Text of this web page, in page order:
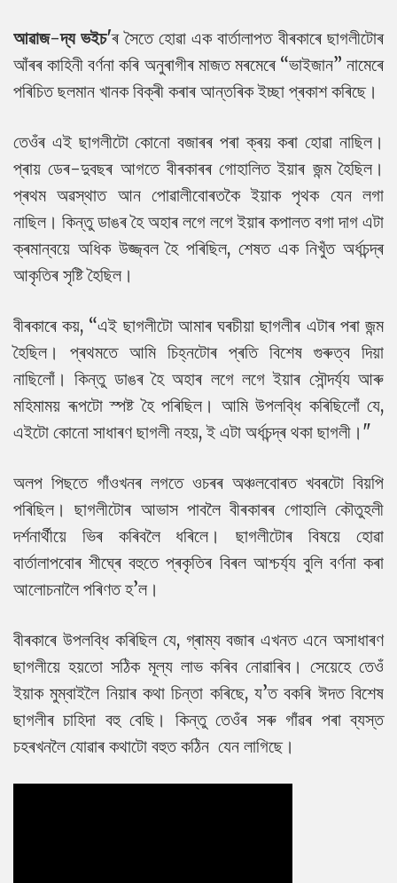
আৱাজ-দ্য ভইচ'ৰ সৈতে হোৱা এক বাৰ্তালাপত বীৰকাৰে ছাগলীটোৰ
আঁৰৰ কাহিনী বৰ্ণনা কৰি অনুৰাগীৰ মাজত মৰমেৰে “ভাইজান” নামেৰে
পৰিচিত ছলমান খানক বিক্ৰী কৰাৰ আন্তৰিক ইচ্ছা প্ৰকাশ কৰিছে।
তেওঁৰ এই ছাগলীটো কোনো বজাৰৰ পৰা ক্ৰয় কৰা হোৱা নাছিল।
প্ৰায় ডেৰ-দুবছৰ আগতে বীৰকাৰৰ গোহালিত ইয়াৰ জন্ম হৈছিল।
প্ৰথম অৱস্থাত আন পোৱালীবোৰতকৈ ইয়াক পৃথক যেন লগা
নাছিল। কিন্তু ডাঙৰ হৈ অহাৰ লগে লগে ইয়াৰ কপালত বগা দাগ এটা
ক্ৰমান্বয়ে অধিক উজ্জ্বল হৈ পৰিছিল, শেষত এক নিখুঁত অৰ্ধচন্দ্ৰ
আকৃতিৰ সৃষ্টি হৈছিল।
বীৰকাৰে কয়, “এই ছাগলীটো আমাৰ ঘৰচীয়া ছাগলীৰ এটাৰ পৰা জন্ম
হৈছিল। প্ৰথমতে আমি চিহ্নটোৰ প্ৰতি বিশেষ গুৰুত্ব দিয়া
নাছিলোঁ। কিন্তু ডাঙৰ হৈ অহাৰ লগে লগে ইয়াৰ সৌন্দৰ্য্য আৰু
মহিমাময় ৰূপটো স্পষ্ট হৈ পৰিছিল। আমি উপলব্ধি কৰিছিলোঁ যে,
এইটো কোনো সাধাৰণ ছাগলী নহয়, ই এটা অৰ্ধচন্দ্ৰ থকা ছাগলী।"
অলপ পিছতে গাঁওখনৰ লগতে ওচৰৰ অঞ্চলবোৰত খবৰটো বিয়পি
পৰিছিল। ছাগলীটোৰ আভাস পাবলৈ বীৰকাৰৰ গোহালি কৌতুহলী
দৰ্শনাৰ্থীয়ে ভিৰ কৰিবলৈ ধৰিলে। ছাগলীটোৰ বিষয়ে হোৱা
বাৰ্তালাপবোৰ শীঘ্ৰে বহুতে প্ৰকৃতিৰ বিৰল আশ্চৰ্য্য বুলি বৰ্ণনা কৰা
আলোচনালৈ পৰিণত হ’ল।
বীৰকাৰে উপলব্ধি কৰিছিল যে, গ্ৰাম্য বজাৰ এখনত এনে অসাধাৰণ
ছাগলীয়ে হয়তো সঠিক মূল্য লাভ কৰিব নোৱাৰিব। সেয়েহে তেওঁ
ইয়াক মুম্বাইলৈ নিয়াৰ কথা চিন্তা কৰিছে, য’ত বকৰি ঈদত বিশেষ
ছাগলীৰ চাহিদা বহু বেছি। কিন্তু তেওঁৰ সৰু গাঁৱৰ পৰা ব্যস্ত
চহৰখনলৈ যোৱাৰ কথাটো বহুত কঠিন যেন লাগিছে।